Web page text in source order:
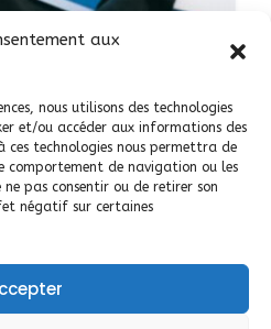
aux
nous utilisons des technologies
et/ou accéder aux informations des
technologies nous permettra de
comportement de navigation ou les
ne pas consentir ou de retirer son
négatif sur certaines
avec